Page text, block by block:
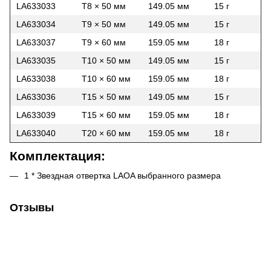
LA633033
T8 × 50 мм 149.05 мм
15 г
LA633034
T9 × 50 мм 149.05 мм
15 г
LA633037
T9 × 60 мм 159.05 мм
18 г
LA633035
T10 × 50 мм 149.05 мм
15 г
LA633038
T10 × 60 мм 159.05 мм
18 г
LA633036
T15 × 50 мм 149.05 мм
15 г
LA633039
T15 × 60 мм 159.05 мм
18 г
LA633040
T20 × 60 мм 159.05 мм 18 г
Комплектация:
1 * Звездная отвертка LAOA выбранного размера
Отзывы